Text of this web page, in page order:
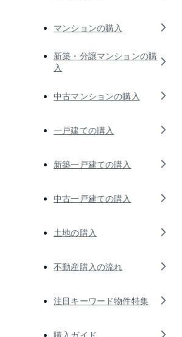
マンションの購入
新築・分譲マンションの購
入
中古マンションの購入
一戸建ての購入
新築一戸建ての購入
中古一戸建ての購入
土地の購入
不動産購入の流れ
注目キーワード物件特集
購入ガイド